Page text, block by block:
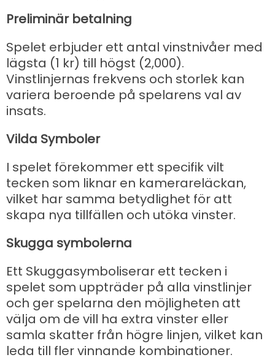
Preliminär betalning
Spelet erbjuder ett antal vinstnivåer med
lägsta (1 kr) till högst (2,000).
Vinstlinjernas frekvens och storlek kan
variera beroende på spelarens val av
insats.
Vilda Symboler
I spelet förekommer ett specifik vilt
tecken som liknar en kamerareläckan,
vilket har samma betydlighet för att
skapa nya tillfällen och utöka vinster.
Skugga symbolerna
Ett Skuggasymboliserar ett tecken i
spelet som uppträder på alla vinstlinjer
och ger spelarna den möjligheten att
välja om de vill ha extra vinster eller
samla skatter från högre linjen, vilket kan
leda till fler vinnande kombinationer.